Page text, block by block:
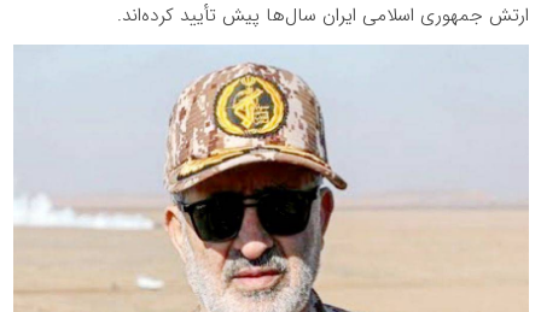
ارتش جمهوری اسلامی ایران سال‌ها پیش تأیید کرده‌اند.